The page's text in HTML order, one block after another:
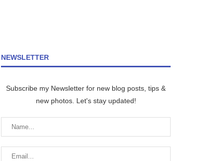
NEWSLETTER
Subscribe my Newsletter for new blog posts, tips &
new photos. Let's stay updated!